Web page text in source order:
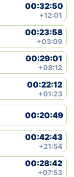
00:32:50
+12:01
00:23:58
+03:09
00:29:01
+08:12
00:22:12
+01:23
00:20:49
00:42:43
+21:54
00:28:42
+07:53